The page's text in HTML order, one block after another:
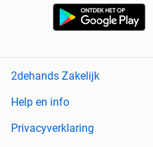
2dehands Zakelijk
Help en info
Privacyverklaring